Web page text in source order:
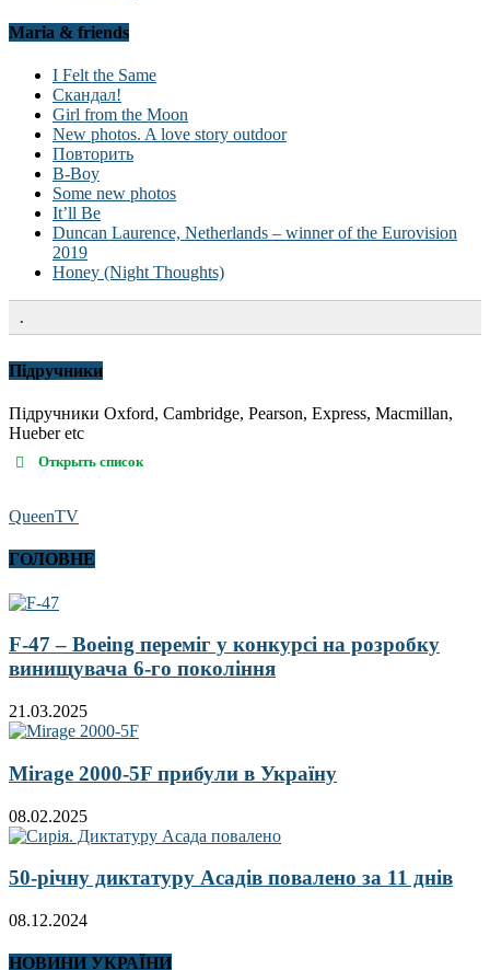
Maria & friends
I Felt the Same
Скандал!
Girl from the Moon
New photos. A love story outdoor
Повторить
B-Boy
Some new photos
It’ll Be
Duncan Laurence, Netherlands – winner of the Eurovision
2019
Honey (Night Thoughts)
.
Підручники
Підручники Oxford, Cambridge, Pearson, Express, Macmillan,
Hueber etc
Открыть список
QueenTV
ГОЛОВНЕ
F-47 – Boeing переміг у конкурсі на розробку
винищувача 6-го покоління
21.03.2025
Mirage 2000-5F прибули в Україну
08.02.2025
50-річну диктатуру Асадів повалено за 11 днів
08.12.2024
НОВИНИ УКРАЇНИ